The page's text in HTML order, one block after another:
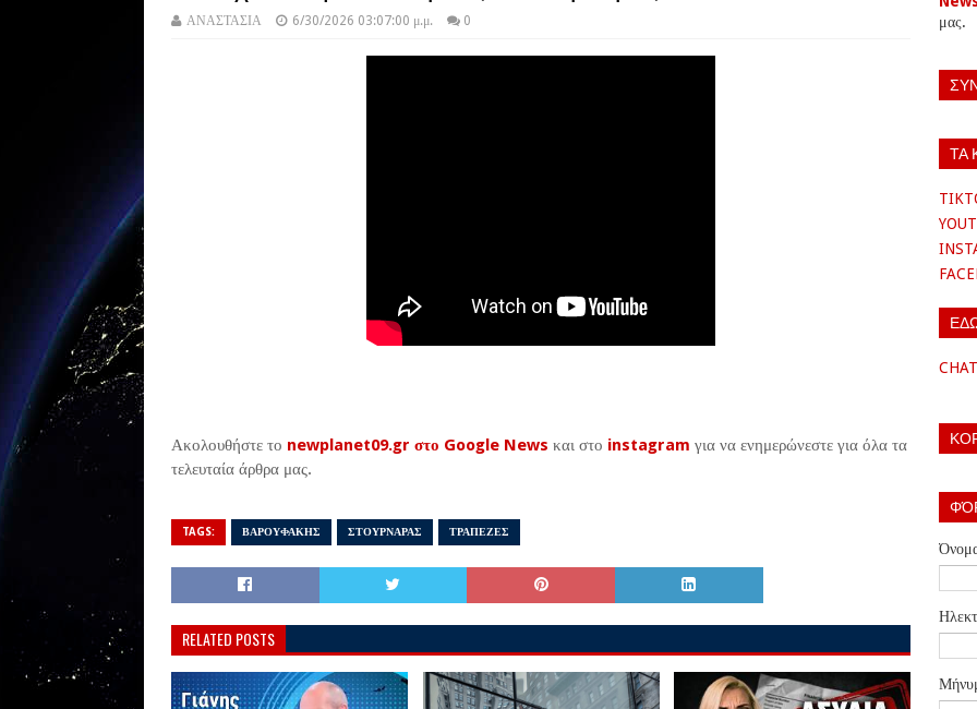
ΑΝΑΣΤΑΣΙΑ 6/30/2026 03:07:00 μ.μ. 0
Ακολουθήστε το newplanet09.gr στο Google News και στο instagram για να ενημερώνεστε για όλα τα
τελευταία άρθρα μας.
TAGS: ΒΑΡΟΥΦΑΚΗΣ ΣΤΟΥΡΝΑΡΑΣ ΤΡΑΠΕΖΕΣ
RELATED POSTS
μας.
ΤΑ